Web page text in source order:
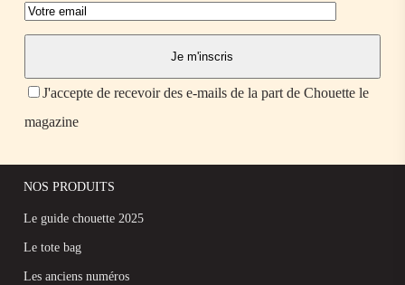
J'accepte de recevoir des e-mails de la part de Chouette le
magazine
NOS PRODUITS
Le guide chouette 2025
Le tote bag
Les anciens numéros